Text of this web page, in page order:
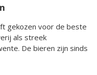
gekozen voor de beste
als streek
sinds